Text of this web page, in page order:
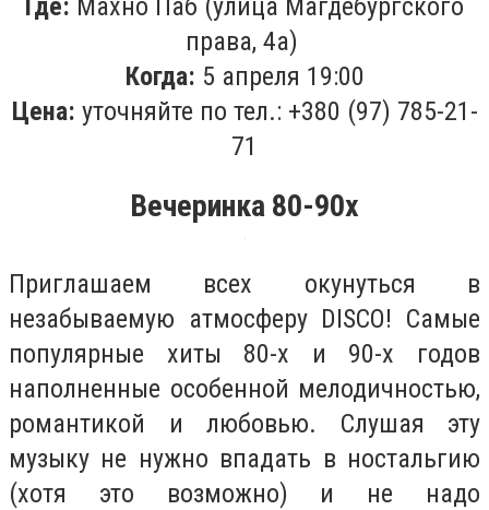
Где: Махно Паб (улица Магдебургского
права, 4а)
Когда: 5 апреля 19:00
Цена: уточняйте по тел.: +380 (97) 785-21-
71
Вечеринка 80-90х
Приглашаем всех окунуться в
незабываемую атмосферу DISCO! Самые
популярные хиты 80-х и 90-х годов
наполненные особенной мелодичностью,
романтикой и любовью. Слушая эту
музыку не нужно впадать в ностальгию
(хотя это возможно) и не надо